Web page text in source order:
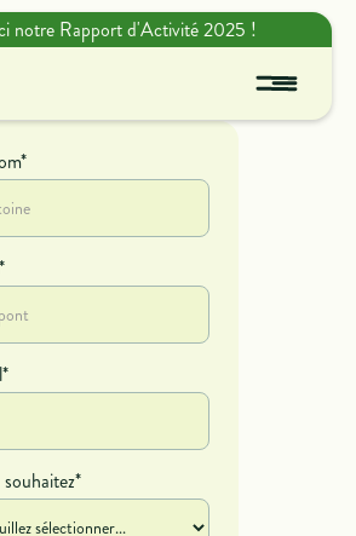
notre Rapport d'Activité 2025 !